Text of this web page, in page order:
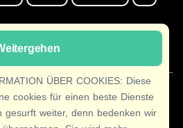
ÜBER COOKIES: Diese
cookies für einen beste Dienste
gesurft weiter, denn bedenken wir